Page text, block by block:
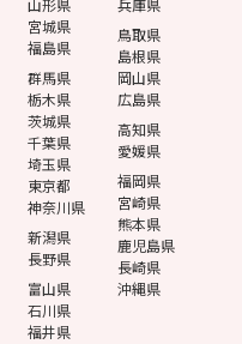
山形県
宮城県
福島県
群馬県
栃木県
茨城県
千葉県
埼玉県
東京都
神奈川県
新潟県
長野県
富山県
石川県
福井県
兵庫県
鳥取県
島根県
岡山県
広島県
高知県
愛媛県
福岡県
宮崎県
熊本県
鹿児島県
長崎県
沖縄県